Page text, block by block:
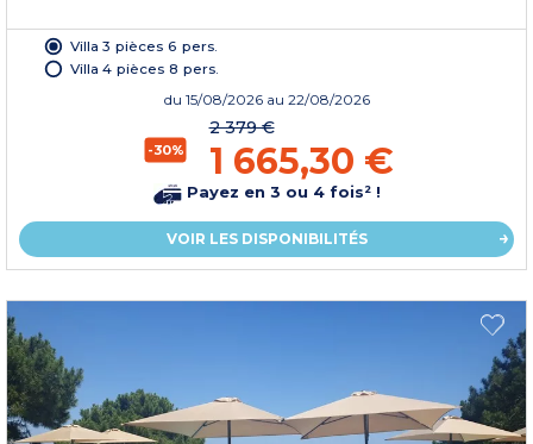
Villa 3 pièces 6 pers.
Villa 4 pièces 8 pers.
du 15/08/2026 au 22/08/2026
-30%
2 379 €
1 665,30 €
Payez en 3 ou 4 fois² !
VOIR LES DISPONIBILITÉS